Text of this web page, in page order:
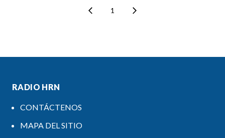
1
RADIO HRN
CONTÁCTENOS
MAPA DEL SITIO